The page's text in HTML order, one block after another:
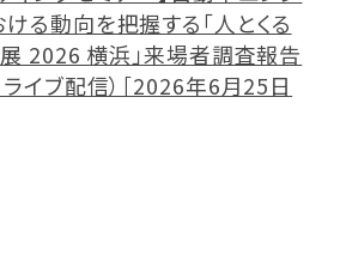
る動向を把握する「人とくる
2026 横浜」来場者調査報告
ライブ配信）［2026年6月25日